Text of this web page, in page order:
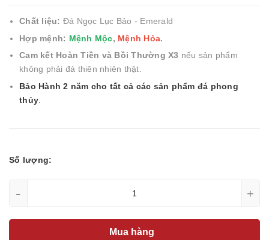
Chất liệu: Đá Ngọc Lục Bảo - Emerald
Hợp mệnh: Mệnh Mộc, Mệnh Hỏa.
Cam kết Hoàn Tiền và Bồi Thường X3 nếu sản phẩm
không phải đá thiên nhiên thật.
Bảo Hành 2 năm cho tất cả các sản phẩm đá phong
thủy
Số lượng:
- +
Mua hàng